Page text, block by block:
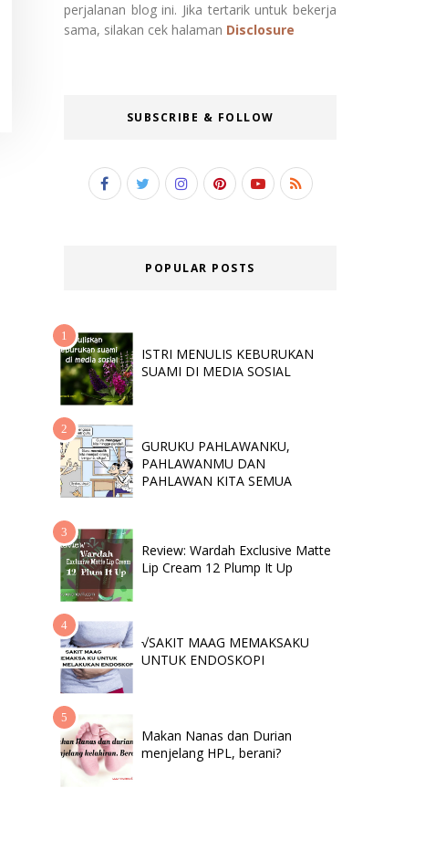
perjalanan blog ini. Jika tertarik untuk bekerja
sama, silakan cek halaman Disclosure
SUBSCRIBE & FOLLOW
POPULAR POSTS
ISTRI MENULIS KEBURUKAN
SUAMI DI MEDIA SOSIAL
GURUKU PAHLAWANKU,
PAHLAWANMU DAN
PAHLAWAN KITA SEMUA
Review: Wardah Exclusive Matte
Lip Cream 12 Plump It Up
√SAKIT MAAG MEMAKSAKU
UNTUK ENDOSKOPI
Makan Nanas dan Durian
menjelang HPL, berani?